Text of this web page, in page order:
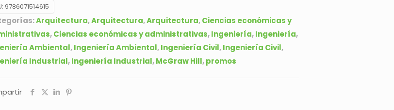
9786071514615
Arquitectura,Arquitectura,Arquitectura,Ciencias económicas y
,Ciencias económicas y administrativas,Ingeniería,Ingeniería,
Ambiental,Ingeniería Ambiental,Ingeniería Civil,Ingeniería Civil,
Industrial,Ingeniería Industrial,McGraw Hill,promos